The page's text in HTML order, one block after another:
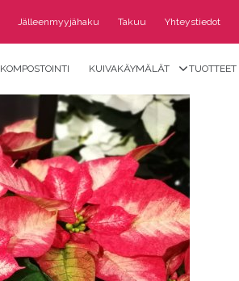
Jälleenmyyjähaku Takuu Yhteystiedot
KOMPOSTOINTI KUIVAKÄYMÄLÄT TUOTTEET